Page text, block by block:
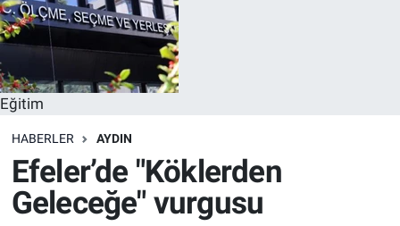
Eğitim
HABERLER AYDIN
Efeler’de "Köklerden
Geleceğe" vurgusu